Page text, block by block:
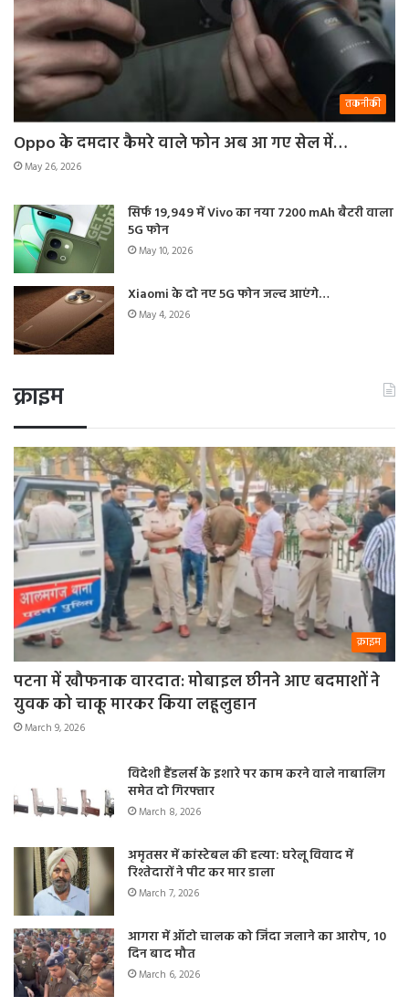
तकनीकी
Oppo के दमदार कैमरे वाले फोन अब आ गए सेल में…
May 26, 2026
सिर्फ 19,949 में Vivo का नया 7200 mAh बैटरी वाला
5G फोन
May 10, 2026
Xiaomi के दो नए 5G फोन जल्द आएंगे…
May 4, 2026
क्राइम
क्राइम
पटना में खौफनाक वारदात: मोबाइल छीनने आए बदमाशों ने
युवक को चाकू मारकर किया लहूलुहान
March 9, 2026
विदेशी हैंडलर्स के इशारे पर काम करने वाले नाबालिग
समेत दो गिरफ्तार
March 8, 2026
अमृतसर में कांस्टेबल की हत्या: घरेलू विवाद में
रिश्तेदारों ने पीट कर मार डाला
March 7, 2026
आगरा में ऑटो चालक को जिंदा जलाने का आरोप, 10
दिन बाद मौत
March 6, 2026